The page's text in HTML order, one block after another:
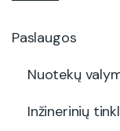
Paslaugos
Nuotekų
Inžinerinių